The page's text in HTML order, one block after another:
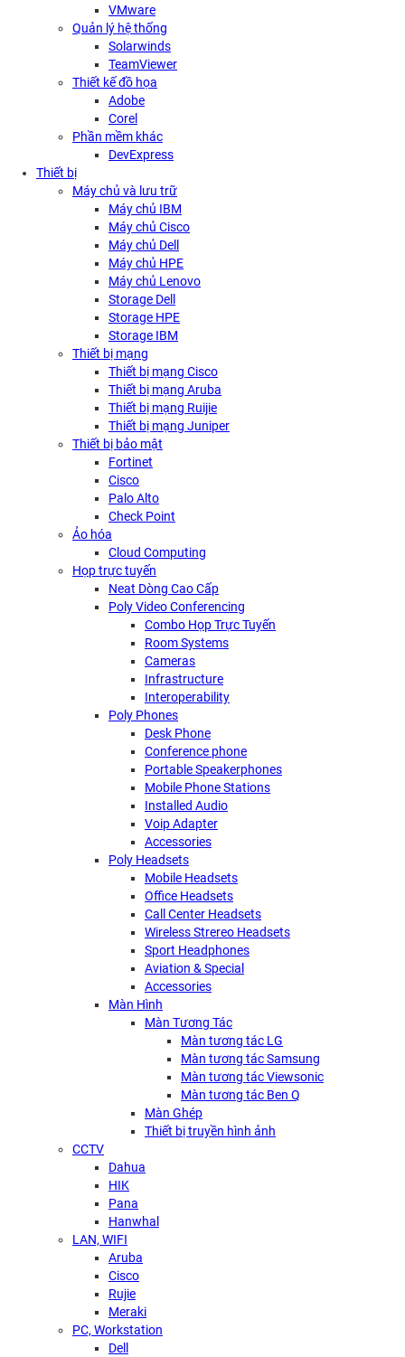
VMware
Quản lý hệ thống
Solarwinds
TeamViewer
Thiết kế đồ họa
Adobe
Corel
Phần mềm khác
DevExpress
Thiết bị
Máy chủ và lưu trữ
Máy chủ IBM
Máy chủ Cisco
Máy chủ Dell
Máy chủ HPE
Máy chủ Lenovo
Storage Dell
Storage HPE
Storage IBM
Thiết bị mạng
Thiết bị mạng Cisco
Thiết bị mạng Aruba
Thiết bị mạng Ruijie
Thiết bị mạng Juniper
Thiết bị bảo mật
Fortinet
Cisco
Palo Alto
Check Point
Ảo hóa
Cloud Computing
Họp trực tuyến
Neat Dòng Cao Cấp
Poly Video Conferencing
Combo Họp Trực Tuyến
Room Systems
Cameras
Infrastructure
Interoperability
Poly Phones
Desk Phone
Conference phone
Portable Speakerphones
Mobile Phone Stations
Installed Audio
Voip Adapter
Accessories
Poly Headsets
Mobile Headsets
Office Headsets
Call Center Headsets
Wireless Strereo Headsets
Sport Headphones
Aviation & Special
Accessories
Màn Hình
Màn Tương Tác
Màn tương tác LG
Màn tương tác Samsung
Màn tương tác Viewsonic
Màn tương tác Ben Q
Màn Ghép
Thiết bị truyền hình ảnh
CCTV
Dahua
HIK
Pana
Hanwhal
LAN, WIFI
Aruba
Cisco
Rujie
Meraki
PC, Workstation
Dell